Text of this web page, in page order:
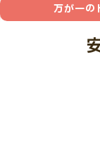
万が一の